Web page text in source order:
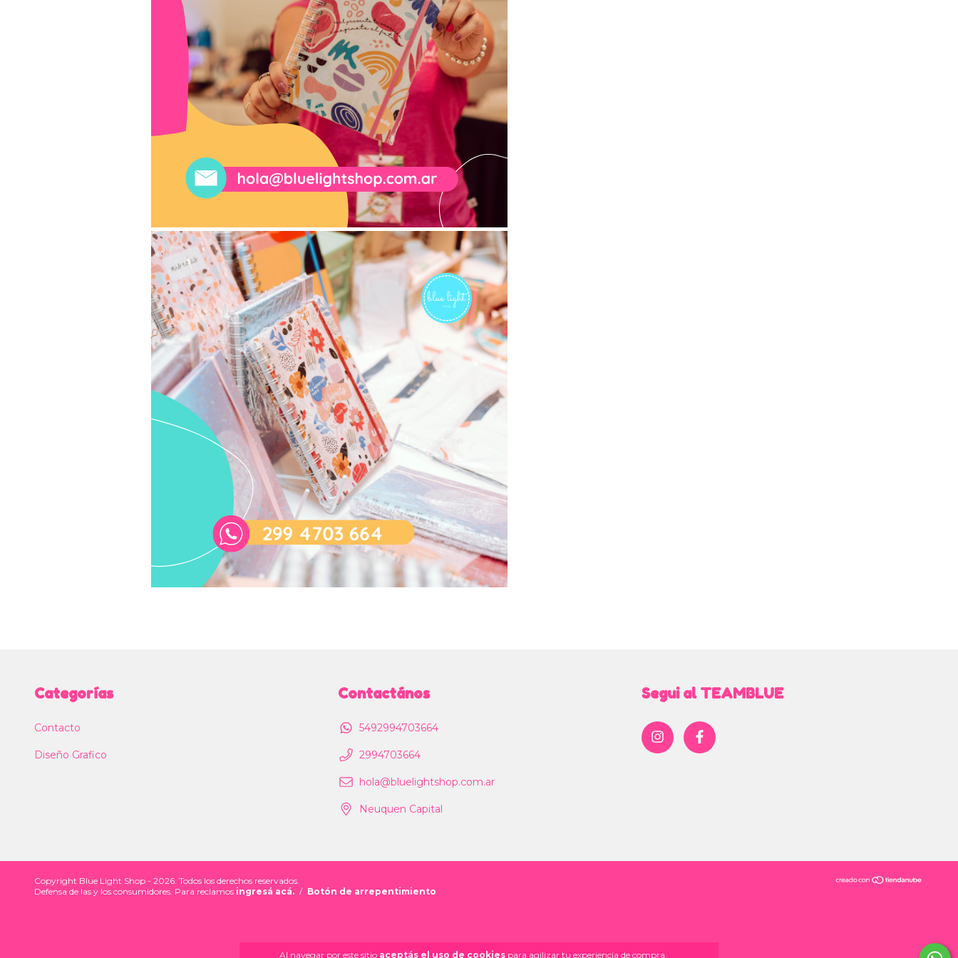
Al navegar por este sitio aceptás el uso de cookies para agilizar tu experiencia de compra.
Categorías
Contacto
Diseño Grafico
Contactános
5492994703664
2994703664
hola@bluelightshop.com.ar
Neuquen Capital
Segui al TEAMBLUE
Copyright Blue Light Shop - 2026. Todos los derechos reservados.
Defensa de las y los consumidores. Para reclamos ingresá acá. / Botón de arrepentimiento